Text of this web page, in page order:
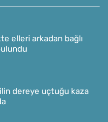
elleri arkadan bağlı
dereye uçtuğu kaza